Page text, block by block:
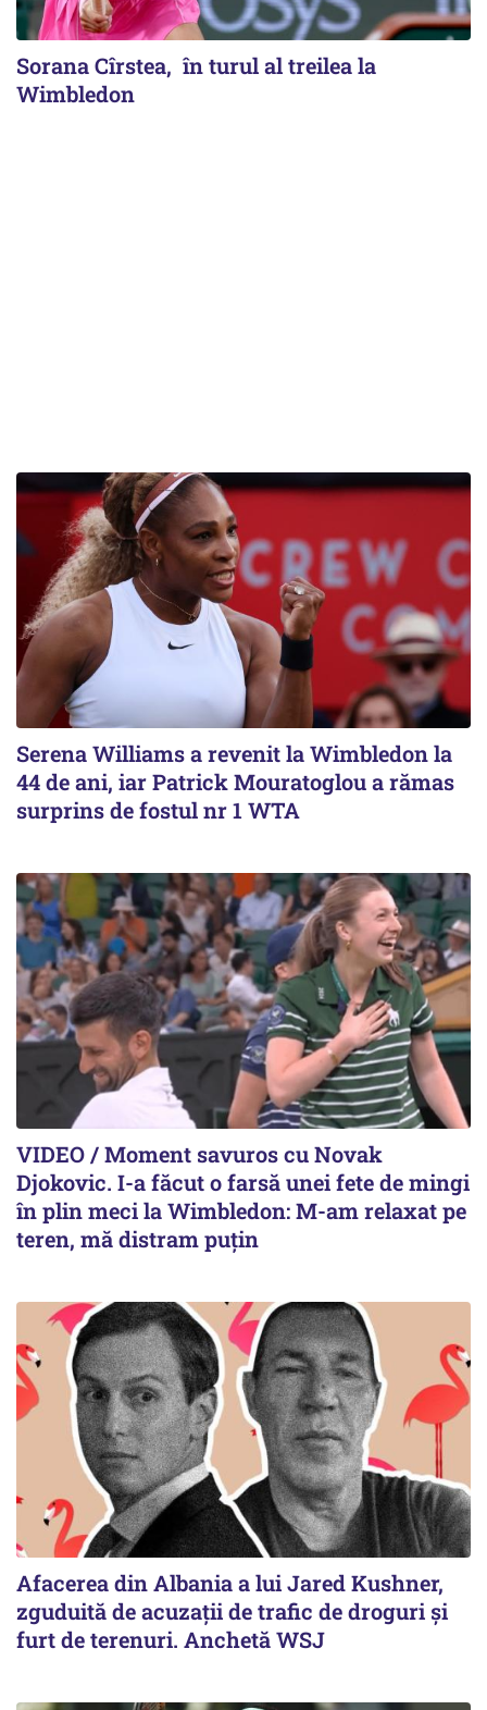
Sorana Cîrstea, în turul al treilea la
Wimbledon
Serena Williams a revenit la Wimbledon la
44 de ani, iar Patrick Mouratoglou a rămas
surprins de fostul nr 1 WTA
VIDEO / Moment savuros cu Novak
Djokovic. I-a făcut o farsă unei fete de mingi
în plin meci la Wimbledon: M-am relaxat pe
teren, mă distram puțin
Afacerea din Albania a lui Jared Kushner,
zguduită de acuzații de trafic de droguri și
furt de terenuri. Anchetă WSJ